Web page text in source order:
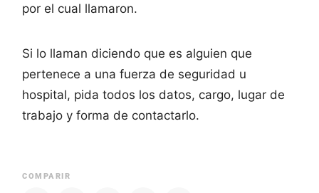
por el cual llamaron.
Si lo llaman diciendo que es alguien que
pertenece a una fuerza de seguridad u
hospital, pida todos los datos, cargo, lugar de
trabajo y forma de contactarlo.
COMPARIR